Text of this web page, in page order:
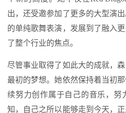
出，还受邀参加了更多的大型演
的单纯歌舞表演，发展到了融入
了整个行业的焦点。
尽管事业取得了如此大的成就，
最初的梦想。她依然保持着当初
续努力创作属于自己的音乐，努
知，自己之所以能够走到今天，